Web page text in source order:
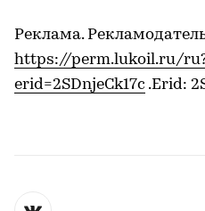
Реклама.
https://perm.lukoil.ru/
erid=2SDnjeCk17c .Erid: